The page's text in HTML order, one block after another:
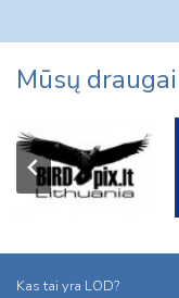
Mūsų draugai
Kas tai yra LOD?